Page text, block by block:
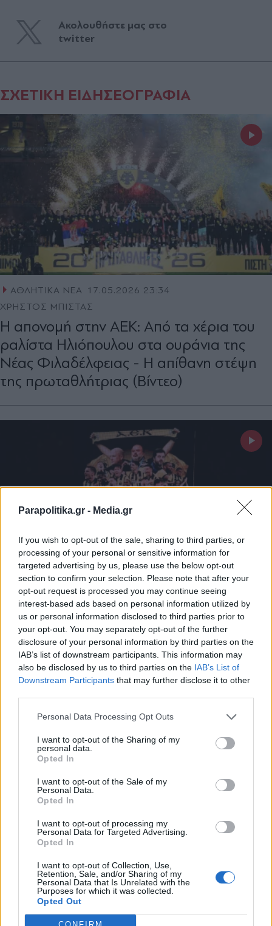
Parapolitika.gr - Media.gr
If you wish to opt-out of the sale, sharing to third parties, or
processing of your personal or sensitive information for
targeted advertising by us, please use the below opt-out
section to confirm your selection. Please note that after your
opt-out request is processed you may continue seeing
interest-based ads based on personal information utilized by
us or personal information disclosed to third parties prior to
your opt-out. You may separately opt-out of the further
disclosure of your personal information by third parties on the
IAB’s list of downstream participants. This information may
also be disclosed by us to third parties on the IAB’s List of
Downstream Participants that may further disclose it to other
Personal Data Processing Opt Outs
I want to opt-out of the Sharing of my
personal data.
Opted In
I want to opt-out of the Sale of my
Personal Data.
Opted In
I want to opt-out of processing my
Personal Data for Targeted Advertising.
Opted In
I want to opt-out of Collection, Use,
Retention, Sale, and/or Sharing of my
Personal Data that Is Unrelated with the
Purposes for which it was collected.
Opted Out
Ακολουθήστε μας στο
twitter
ΣΧΕΤΙΚΗ ΕΙΔΗΣΕΟΓΡΑΦΙΑ
ΑΘΛΗΤΙΚΑ ΝΕΑ 17.05.2026 23:34
ΧΡΗΣΤΟΣ ΜΠΙΣΤΑΣ
Η απονομή στην ΑΕΚ: Από τα χέρια του
ραλίστα Ηλιόπουλου στα ουράνια της
Νέας Φιλαδέλφειας - Η απίθανη στέψη
της πρωταθλήτριας (Βίντεο)
ΑΘΛΗΤΙΚΑ ΝΕΑ 17.05.2026 22:41
PARAPOLITIKA NEWSROOM
Ανατριχίλα στην Allwyn Arena: Τα
"άδυτα" των αποδυτηρίων στα μάτριξ
και οι πύρινες ομιλίες Ηλιόπουλου,
Νίκολιτς, Ριμπάλτα! (Βίντεο)
ΑΘΛΗΤΙΚΑ ΝΕΑ
PARAPOLITIKA NEWSROOM
Εγγραφή στο newsletter
Αποδέχομαι τους
και την πολιτική απορρήτου
X